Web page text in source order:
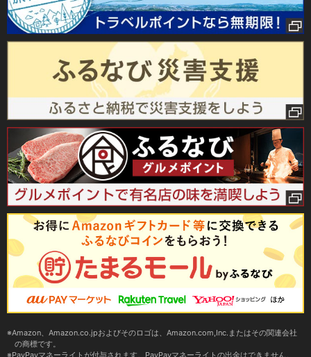
Amazon、Amazon.co.jpおよびそのロゴは、Amazon.com,Inc.またはその関連会社
の商標です。
PayPayマネーライトが付与されます。PayPayマネーライトの出金はできません。